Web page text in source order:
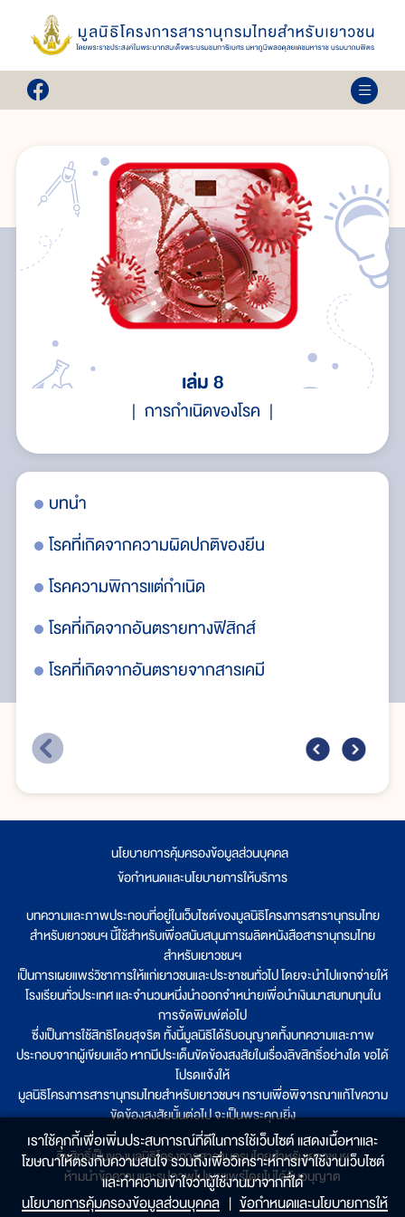
เล่ม 8
การกำเนิดของโรค
บทนำ
โรคที่เกิดจากความผิดปกติของยีน
โรคความพิการแต่กำเนิด
โรคที่เกิดจากอันตรายทางฟิสิกส์
โรคที่เกิดจากอันตรายจากสารเคมี
นโยบายการคุ้มครองข้อมูลส่วนบุคคล
ข้อกำหนดและนโยบายการให้บริการ
บทความและภาพประกอบที่อยู่ในเว็บไซต์ของมูลนิธิโครงการสารานุกรมไทย
สำหรับเยาวชนฯ นี้ใช้สำหรับเพื่อสนับสนุนการผลิตหนังสือสารานุกรมไทย
สำหรับเยาวชนฯ
เป็นการเผยแพร่วิชาการให้แก่เยาวชนและประชาชนทั่วไป โดยจะนำไปแจกจ่ายให้
โรงเรียนทั่วประเทศ และจำนวนหนึ่งนำออกจำหน่ายเพื่อนำเงินมาสมทบทุนใน
การจัดพิมพ์ต่อไป
ซึ่งเป็นการใช้สิทธิโดยสุจริต ทั้งนี้มูลนิธิได้รับอนุญาตทั้งบทความและภาพ
ประกอบจากผู้เขียนแล้ว หากมีประเด็นขัดข้องสงสัยในเรื่องลิขสิทธิ์อย่างใด ขอได้
โปรดแจ้งให้
มูลนิธิโครงการสารานุกรมไทยสำหรับเยาวชนฯ ทราบเพื่อพิจารณาแก้ไขความ
ขัดข้องสงสัยนั้นต่อไป จะเป็นพระคุณยิ่ง
ลิขสิทธิ์เป็นของมูลนิธิโครงการสารานุกรมไทยสำหรับเยาวชนฯ
ห้ามนำข้อความและรูปภาพไปเผยแพร่โดยไม่ได้รับอนุญาต
เราใช้คุกกี้เพื่อเพิ่มประสบการณ์ที่ดีในการใช้เว็บไซต์ แสดงเนื้อหาและ
โฆษณาให้ตรงกับความสนใจ รวมถึงเพื่อวิเคราะห์การเข้าใช้งานเว็บไซต์
และทำความเข้าใจว่าผู้ใช้งานมาจากที่ใด๋
นโยบายการคุ้มครองข้อมูลส่วนบุคคล | ข้อกำหนดและนโยบายการให้